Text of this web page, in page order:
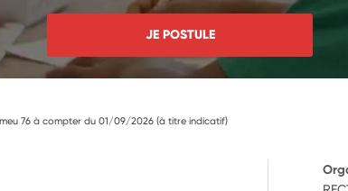
JE POSTULE
76 à compter du 01/09/2026 (à titre indicatif)